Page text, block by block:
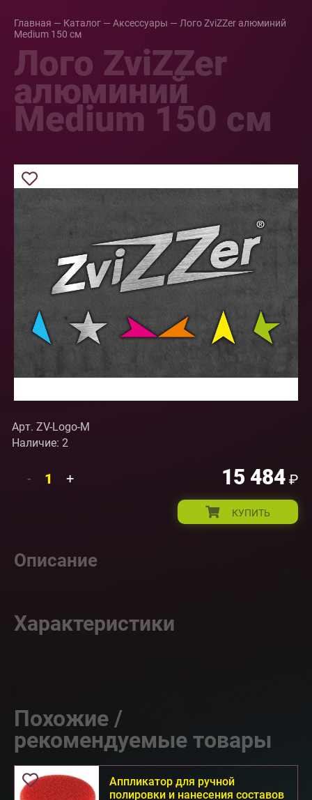
Главная — Каталог — Аксессуары — Лого ZviZZer алюминий
Medium 150 см
Лого ZviZZer
алюминий
Medium 150 см
Арт. ZV-Logo-M
Наличие: 2
- + 15 484 ₽
КУПИТЬ
Описание
Характеристики
Похожие /
рекомендуемые товары
Аппликатор для ручной
полировки и нанесения составов